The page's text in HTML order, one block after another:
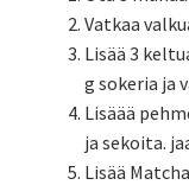
Vatkaa
Lisää 3
g sokeria ja
Lisäää
ja sekoita.
Lisää